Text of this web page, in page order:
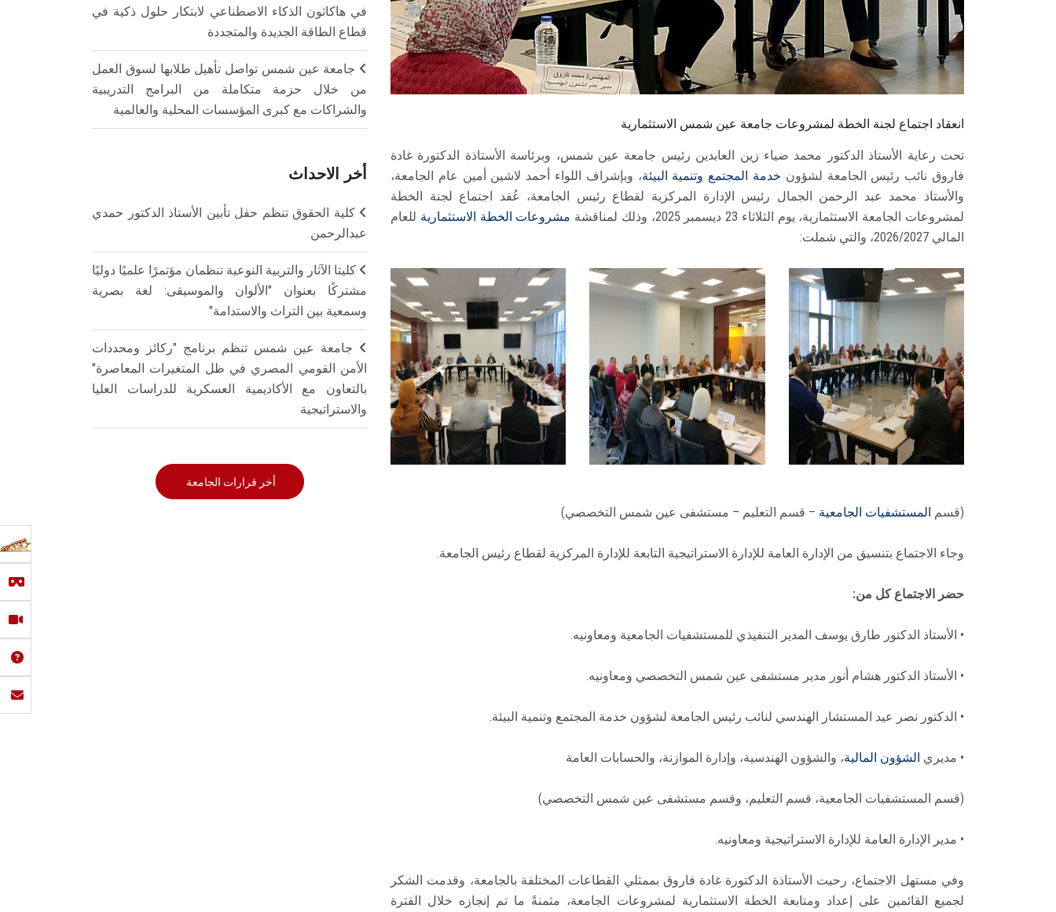
انعقاد اجتماع لجنة الخطة لمشروعات جامعة عين شمس الاستثمارية
تحت رعاية الأستاذ الدكتور محمد ضياء زين العابدين رئيس جامعة عين شمس، وبرئاسة الأستاذة الدكتورة غادة
فاروق نائب رئيس الجامعة لشؤون خدمة المجتمع وتنمية البيئة، وبإشراف اللواء أحمد لاشين أمين عام الجامعة،
والأستاذ محمد عبد الرحمن الجمال رئيس الإدارة المركزية لقطاع رئيس الجامعة، عُقد اجتماع لجنة الخطة
لمشروعات الجامعة الاستثمارية، يوم الثلاثاء 23 ديسمبر 2025، وذلك لمناقشة
مشروعات الخطة الاستثمارية للعام
المالي 2026/2027، والتي شملت:
(قسم المستشفيات الجامعية – قسم التعليم – مستشفى عين شمس التخصصي)
وجاء الاجتماع بتنسيق من الإدارة العامة للإدارة الاستراتيجية التابعة للإدارة المركزية لقطاع رئيس الجامعة.
حضر الاجتماع كل من:
• الأستاذ الدكتور طارق يوسف المدير التنفيذي للمستشفيات الجامعية ومعاونيه.
• الأستاذ الدكتور هشام أنور مدير مستشفى عين شمس التخصصي ومعاونيه.
• الدكتور نصر عيد المستشار الهندسي لنائب رئيس الجامعة لشؤون خدمة المجتمع وتنمية البيئة.
• مديري الشؤون المالية، والشؤون الهندسية، وإدارة الموازنة، والحسابات العامة
(قسم المستشفيات الجامعية، قسم التعليم، وقسم مستشفى عين شمس التخصصي)
• مدير الإدارة العامة للإدارة الاستراتيجية ومعاونيه.
وفي مستهل الاجتماع، رحبت الأستاذة الدكتورة غادة فاروق بممثلي القطاعات المختلفة بالجامعة، وقدمت الشكر
لجميع القائمين على إعداد ومتابعة الخطة الاستثمارية لمشروعات الجامعة، مثمنةً ما تم إنجازه خلال الفترة
في هاكاثون الذكاء الاصطناعي لابتكار حلول ذكية في
قطاع الطاقة الجديدة والمتجددة
جامعة عين شمس تواصل تأهيل طلابها لسوق العمل
من خلال حزمة متكاملة من البرامج التدريبية
والشراكات مع كبرى المؤسسات المحلية والعالمية
أخر الاحداث
كلية الحقوق تنظم حفل تأبين الأستاذ الدكتور حمدي
عبدالرحمن
كليتا الآثار والتربية النوعية تنظمان مؤتمرًا علميًا دوليًا
مشتركًا بعنوان "الألوان والموسيقى: لغة بصرية
وسمعية بين التراث والاستدامة"
جامعة عين شمس تنظم برنامج "ركائز ومحددات
الأمن القومي المصري في ظل المتغيرات المعاصرة"
بالتعاون مع الأكاديمية العسكرية للدراسات العليا
والاستراتيجية
أخر قرارات الجامعة